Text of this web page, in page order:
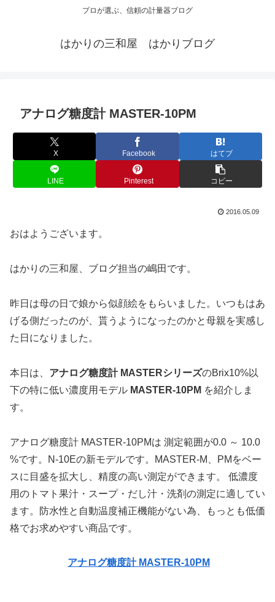
プロが選ぶ、信頼の計量器ブログ
はかりの三和屋 はかりブログ
アナログ糖度計 MASTER-10PM
X Facebook はてブ
LINE Pinterest コピー
2016.05.09
おはようございます。
はかりの三和屋、ブログ担当の嶋田です。
昨日は母の日で娘から似顔絵をもらいました。いつもはあ
げる側だったのが、貰うようになったのかと母親を実感し
た日になりました。
本日は、 アナログ糖度計 MASTERシリーズのBrix10%以
下の特に低い濃度用モデル MASTER-10PM を紹介しま
す。
アナログ糖度計 MASTER-10PMは 測定範囲が0.0 ～ 10.0
%です。N-10Eの新モデルです。MASTER-M、PMをベー
スに目盛を拡大し、精度の高い測定ができます。 低濃度
用のトマト果汁・スープ・だし汁・洗剤の測定に適してい
ます。防水性と自動温度補正機能がない為、もっとも低価
格でお求めやすい商品です。
アナログ糖度計 MASTER-10PM